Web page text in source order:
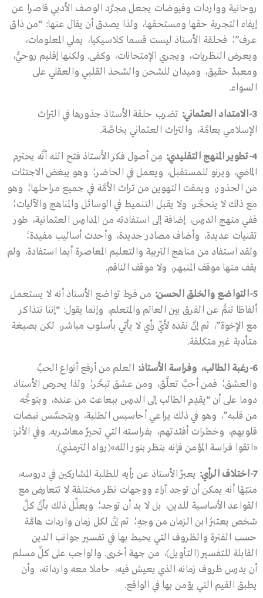
روحانية وواردات وفيوضات يجعل مجرَّد الوصف الأدبي قاصرا عن
إيفاء التجربة حقها ومستحقها، ولذا يصدق أن يقال عنها: “من ذاق
عرف”؛ فحلقة الأستاذ ليست قسما كلاسيكيا، يملي المعلومات،
ويعرض النظريات، ويجري الإمتحانات، وكفى. ولكنها إقليم روحيٌّ،
ومعبدٌ حقيق، وميدان للشحن والشحذ القلبي والعقلي على
السواء.
3- الامتداد العثماني: تضرب حلقة الأستاذ جذورها في التراث
الإسلامي بعامَّة، والتراث العثماني بخاصَّة.
4- تطوير المنهج التقليدي: مِن أصول فكر الأستاذ فتح الله أنَّه يحترم
الماضي، ويرنو للمستقبل، ويعمل في الحاضر؛ وهو يبغض الاجتثات
من الجذور، ويمقت التهوين من تراث الأمَّة في جميع مراحلها؛ وهو
مع ذلك لا يتحجَّر، ولا يقبل التنميط في الوسائل والمناهج والآليات؛
ففي منهج الدرس، إضافة إلى استفادته من المدارس العثمانية، طور
تقنيات عديدة، وأضاف مصادر جديدة، وأحدث أساليب مفيدة؛
ولقد استفاد من مناهج التربية والتعليم المعاصرة أيما استفادة، ولم
يقف منها موقف المنبهر، ولا موقف الناقم.
5- التواضع والخلق الحسن: من فرط تواضع الأستاذ أنه لا يستعمل
ألفاظا تنمُّ عن الفرق بين العالم والمتعلم، وإنما يقول: “إننا نتذاكر
مع الإخوة”، ثم إنَّ نقده لأيِّ رأي لا يأتي بأسلوب مباشر، لكن بصيغة
متأدبة غير متكلفة.
6- رغبة الطالب، وفراسة الأستاذ: العلم من أرفع أنواع الحبِّ
والعشق؛ فمن أحبَّ تعلَّق، ومن عشق تبحَّر؛ ولذا يحرص الأستاذ
دوما على أن “يقدِم الطالب إلى الدرس ببعاعث من عنده، وبتوجُّه
من قلبه”، وهو في ذلك يراعي أحاسيس الطلبة، ويتحسَّس نبضات
قلوبهم، وخطرات أفئدتهم، بفراسته التي تحيِّر معاشريه. وفي الأثر:
«اتقوا فراسة المؤمن فإنه ينظر بنور الله»(رواه الترمذي).
7- اختلاف الرأي: يعبِّر الأستاذ عن رأيه للطلبة المشاركين في دروسه،
منبّهًا أنه يمكن أن توجد آراء ووجهات نظر مختلفة لا تتعارض مع
القواعد الأساسية للدين، بل لا بد أن توجد؛ ويعلِّل ذلك بأنَّ كلَّ
شخص يعتبرُ ابن الزمان من وجهٍ؛ ثم إنَّ لكل زمان واردات هامَّة
حسب الفترة والظروف التي يحيط بها في تفسير جوانب الدين
القابلة للتفسير (التأويل)، من جهة أخرى. والواجب على كلِّ مسلم
أن يدرس ظروف زمانه الذي يعيش فيه، حاملا معه وارداته، وأن
يطبق القيم التي يؤمن بها في الواقع.